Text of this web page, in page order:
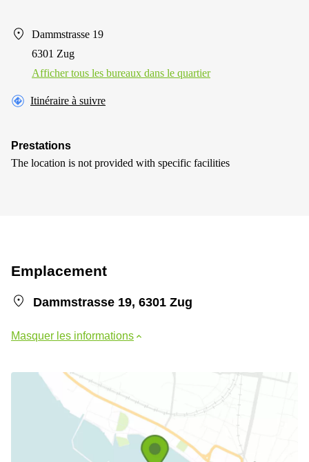
Dammstrasse 19
6301 Zug
Afficher tous les bureaux dans le quartier
Itinéraire à suivre
Prestations
The location is not provided with specific facilities
Emplacement
Dammstrasse 19, 6301 Zug
Masquer les informations